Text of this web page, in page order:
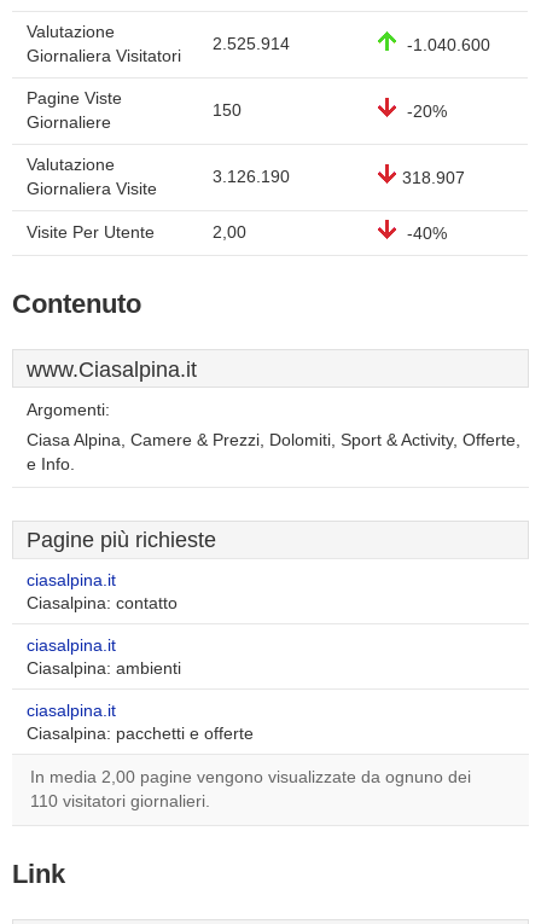
Valutazione
Giornaliera Visitatori
2.525.914 -1.040.600
Pagine Viste
Giornaliere
150 -20%
Valutazione
Giornaliera Visite
3.126.190 318.907
Visite Per Utente 2,00 -40%
Contenuto
www.Ciasalpina.it
Argomenti:
Ciasa Alpina, Camere & Prezzi, Dolomiti, Sport & Activity, Offerte,
e Info.
Pagine più richieste
ciasalpina.it
Ciasalpina: contatto
ciasalpina.it
Ciasalpina: ambienti
ciasalpina.it
Ciasalpina: pacchetti e offerte
In media 2,00 pagine vengono visualizzate da ognuno dei
110 visitatori giornalieri.
Link